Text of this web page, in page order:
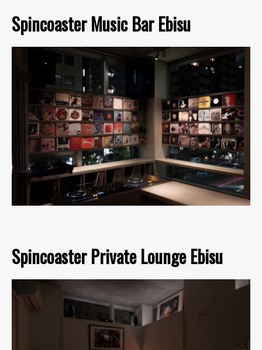
Spincoaster Music Bar Ebisu
Spincoaster Private Lounge Ebisu